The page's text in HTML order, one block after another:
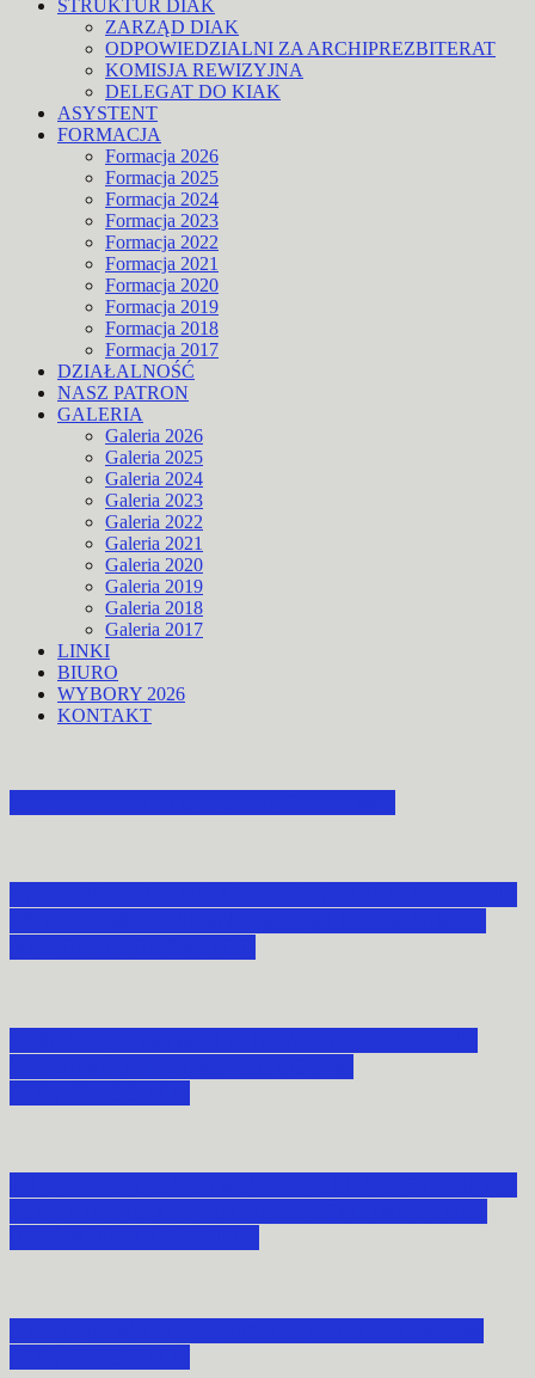
STRUKTUR DIAK
ZARZĄD DIAK
ODPOWIEDZIALNI ZA ARCHIPREZBITERAT
KOMISJA REWIZYJNA
DELEGAT DO KIAK
ASYSTENT
FORMACJA
Formacja 2026
Formacja 2025
Formacja 2024
Formacja 2023
Formacja 2022
Formacja 2021
Formacja 2020
Formacja 2019
Formacja 2018
Formacja 2017
DZIAŁALNOŚĆ
NASZ PATRON
GALERIA
Galeria 2026
Galeria 2025
Galeria 2024
Galeria 2023
Galeria 2022
Galeria 2021
Galeria 2020
Galeria 2019
Galeria 2018
Galeria 2017
LINKI
BIURO
WYBORY 2026
KONTAKT